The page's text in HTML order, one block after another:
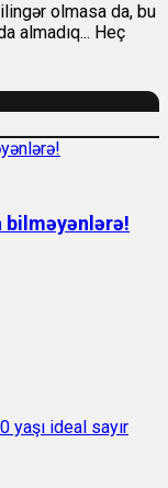
olmasa da, bu
almadıq... Heç
bilməyənlərə!